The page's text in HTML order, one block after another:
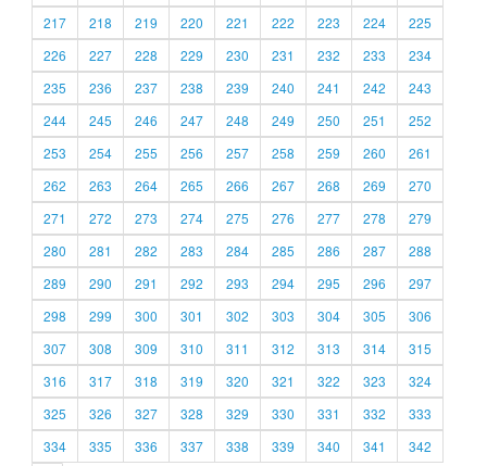
217
218 219 220 221 222 223 224
225
226
227 228 229 230 231 232 233
234
235
236 237 238 239 240 241 242
243
244
245 246 247 248 249 250 251
252
253
254 255 256 257 258 259 260
261
262
263 264 265 266 267 268 269
270
271
272 273 274 275 276 277 278
279
280
281 282 283 284 285 286 287
288
289
290 291 292 293 294 295 296
297
298
299 300 301 302 303 304 305
306
307
308 309 310 311 312 313 314
315
316
317 318 319 320 321 322 323
324
325
326 327 328 329 330 331 332
333
334
335 336 337 338 339 340 341 342